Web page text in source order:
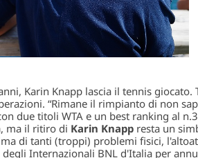
Karin Knapp lascia il tennis giocato.
“Rimane il rimpianto di non
due titoli WTA e un best ranking al
ma il ritiro di Karin Knappresta un
di tanti (troppi) problemi fisici,
Internazionali BNL d'Italia per